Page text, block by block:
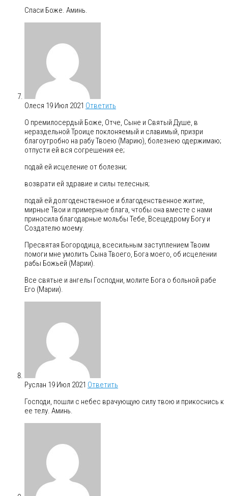
Спаси Боже. Аминь.
Олеся 19 Июл 2021 Ответить
О премилосердый Боже, Отче, Сыне и Святый Душе, в
нераздельной Троице поклоняемый и славимый, призри
благоутробно на рабу Твоею (Марию), болезнею одержимаю;
отпусти ей вся согрешения ее;
подай ей исцеление от болезни;
возврати ей здравие и силы телесныя;
подай ей долгоденственное и благоденственное житие,
мирные Твои и примерные блага, чтобы она вместе с нами
приносила благодарные мольбы Тебе, Всещедрому Богу и
Создателю моему.
Пресвятая Богородица, всесильным заступлением Твоим
помоги мне умолить Сына Твоего, Бога моего, об исцелении
рабы Божьей (Марии).
Все святые и ангелы Господни, молите Бога о больной рабе
Его (Марии).
Руслан 19 Июл 2021 Ответить
Господи, пошли с небес врачующую силу твою и прикоснись к
ее телу. Аминь.